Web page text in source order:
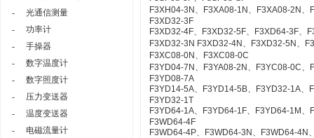
-
光通信测量
-
功率计
-
手操器
-
数字温度计
-
数字照度计
-
压力变送器
-
温度变送器
-
电磁流量计
F3XH04-3N、F3XA08-1N、F3XA08-2N
F3XD32-3F
F3XD32-4F、F3XD32-5F、F3XD64-3F、
F3XD32-3N F3XD32-4N、F3XD32-5N、
F3XC08-0N、F3XC08-0C
F3YD04-7N、F3YA08-2N、F3YC08-0C
F3YD08-7A
F3YD14-5A、F3YD14-5B、F3YD32-1A
F3YD32-1T
F3YD64-1A、F3YD64-1F、F3YD64-1M
F3WD64-4F
F3WD64-4P、F3WD64-3N、F3WD64-